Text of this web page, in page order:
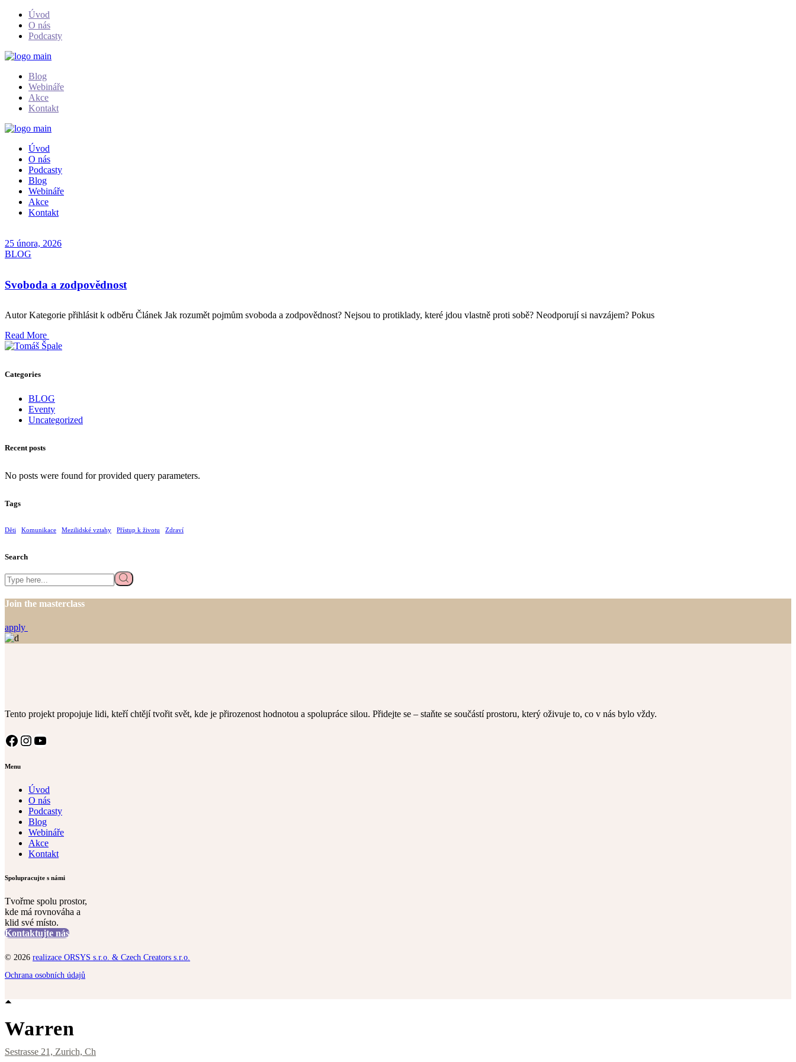
Skip
Úvod
O nás
Podcasty
Blog
Webináře
Akce
Kontakt
Úvod
O nás
Podcasty
Blog
Webináře
Akce
Kontakt
25 února, 2026
BLOG
Svoboda a zodpovědnost
Autor Kategorie přihlásit k odběru Článek Jak rozumět pojmům svoboda a zodpovědnost? Nejsou to protiklady, které jdou vlastně proti sobě? Neodporují si navzájem? Pokus
Read More
Categories
BLOG
Eventy
Uncategorized
Recent posts
No posts were found for provided query parameters.
Tags
Děti Komunikace Mezilidské vztahy Přístup k životu Zdraví
Search
Search
Join the masterclass
apply
Tento projekt propojuje lidi, kteří chtějí tvořit svět, kde je přirozenost hodnotou a spolupráce silou. Přidejte se – staňte se součástí prostoru, který oživuje to, co v nás bylo vždy.
Facebook
Instagram
YouTube
Menu
Úvod
O nás
Podcasty
Blog
Webináře
Akce
Kontakt
Spolupracujte s námi
Tvořme spolu prostor,
kde má rovnováha a
klid své místo.
Kontaktujte nás
© 2026 realizace ORSYS s.r.o. & Czech Creators s.r.o.
Ochrana osobních údajů
Warren
Sestrasse 21, Zurich, Ch